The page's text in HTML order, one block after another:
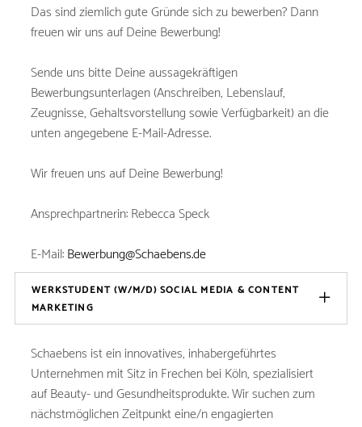
Das sind ziemlich gute Gründe sich zu bewerben? Dann
freuen wir uns auf Deine Bewerbung!
Sende uns bitte Deine aussagekräftigen
Bewerbungsunterlagen (Anschreiben, Lebenslauf,
Zeugnisse, Gehaltsvorstellung sowie Verfügbarkeit) an die
unten angegebene E-Mail-Adresse.
Wir freuen uns auf Deine Bewerbung!
Ansprechpartnerin: Rebecca Speck
E-Mail:Bewerbung@Schaebens.de
WERKSTUDENT (W/M/D) SOCIAL MEDIA & CONTENT
MARKETING
Schaebens ist ein innovatives, inhabergeführtes
Unternehmen mit Sitz in Frechen bei Köln, spezialisiert
auf Beauty- und Gesundheitsprodukte. Wir suchen zum
nächstmöglichen Zeitpunkt eine/n engagierten